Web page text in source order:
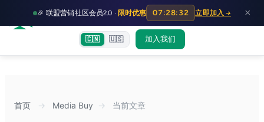
🎉 联盟营销社区会员2.0 · 限时优惠 07:28:32 立即加入 → ×
富裕者联盟 首页文章训练营
HOT
出海教程 认知偏差指南社群交流
🇨🇳 🇺🇸 加入我们
首页 → Media Buy → 当前文章